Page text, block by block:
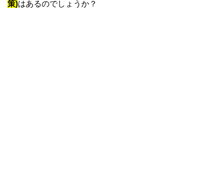
策)はあるのでしょうか？